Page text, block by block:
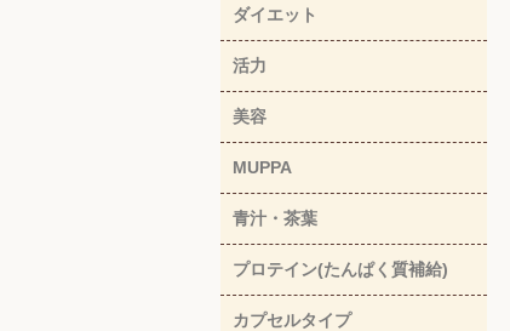
ダイエット
活力
美容
MUPPA
青汁・茶葉
プロテイン(たんぱく質補給)
カプセルタイプ